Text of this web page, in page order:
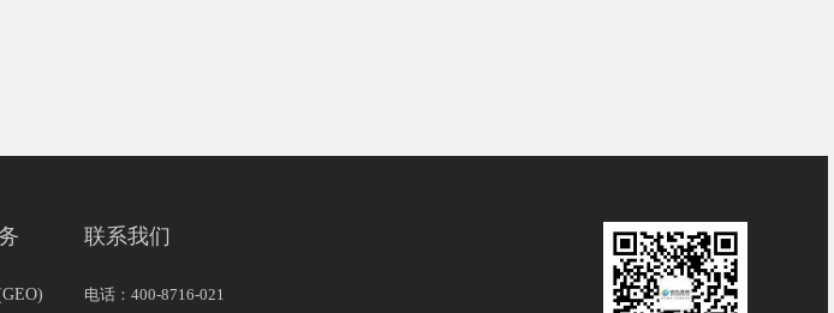
联系我们
电话：400-8716-021